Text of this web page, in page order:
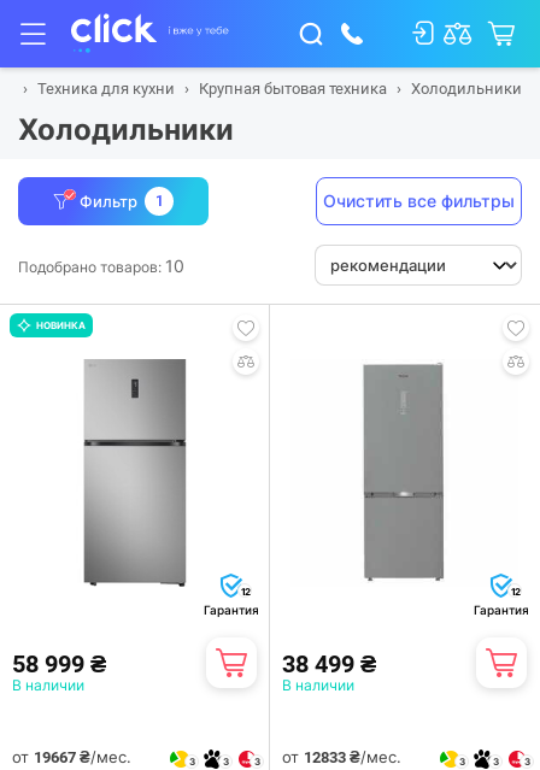
Техника для кухни Крупная бытовая техника Холодильники
Холодильники
Фильтр 1 Очистить все фильтры
Подобрано товаров: 10
НОВИНКА
12
Гарантия
58 999 ₴
В наличии
от 19667 ₴/мес. 3 3 3
12
Гарантия
38 499 ₴
В наличии
от 12833 ₴/мес. 3 3 3